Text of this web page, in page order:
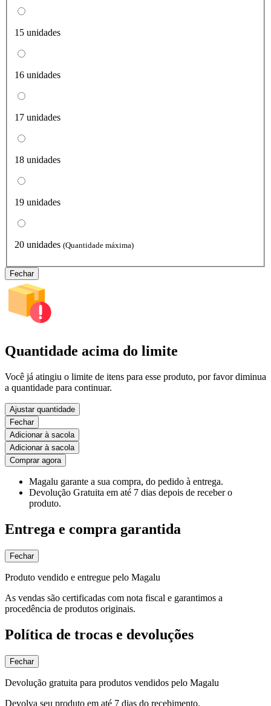
15 unidades
16 unidades
17 unidades
18 unidades
19 unidades
20 unidades (Quantidade máxima)
Fechar
Quantidade acima do limite
Você já atingiu o limite de itens para esse produto, por favor diminua
a quantidade para continuar.
Ajustar quantidade
Fechar
Adicionar à sacola
Adicionar à sacola
Comprar agora
Magalu garante a sua compra, do pedido à entrega.
Devolução Gratuita em até 7 dias depois de receber o
produto.
Entrega e compra garantida
Fechar
Produto vendido e entregue pelo Magalu
As vendas são certificadas com nota fiscal e garantimos a
procedência de produtos originais.
Política de trocas e devoluções
Fechar
Devolução gratuita para produtos vendidos pelo Magalu
Devolva seu produto em até 7 dias do recebimento.